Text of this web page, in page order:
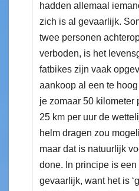
hadden allemaal
zich is al gevaarlijk.
twee personen
verboden, is het
fatbikes zijn vaak
aankoop al een te
je zomaar 50 kilometer
25 km per uur de
helm dragen zou
maar dat is natuurlijk
done. In principe is
gevaarlijk, want het is